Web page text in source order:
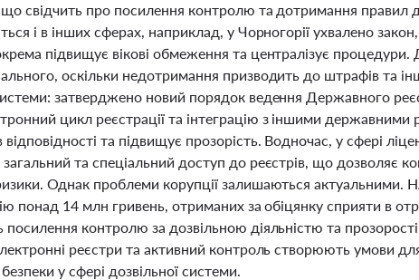
свідчить про посилення контролю та дотримання правил
і в інших сферах, наприклад, у Чорногорії ухвалено
підвищує вікові обмеження та централізує
оскільки недотримання призводить до штрафів та
затверджено новий порядок ведення Державного
цикл реєстрації та інтеграцію з іншими
відповідності та підвищує прозорість. Водночас, у сфері
загальний та спеціальний доступ до реєстрів, що дозволяє
Однак проблеми корупції залишаються
понад 14 млн гривень, отриманих за обіцянку сприяти в
посилення контролю за дозвільною діяльністю та
реєстри та активний контроль створюють умови
у сфері дозвільної системи.